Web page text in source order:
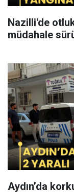
Nazilli'de
müdahale
Aydın’da